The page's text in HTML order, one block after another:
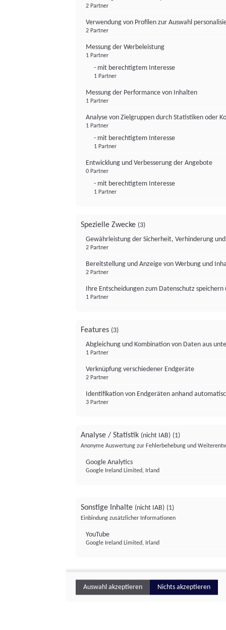
2 Partner
Verwendung von Profilen zur Auswahl
2 Partner
Messung der Werbeleistung
1 Partner
- mit berechtigtem Interesse
1 Partner
Messung der Performance von Inhalten
1 Partner
Analyse von Zielgruppen durch Statistiken oder
1 Partner
- mit berechtigtem Interesse
1 Partner
Entwicklung und Verbesserung der Angebote
0 Partner
- mit berechtigtem Interesse
1 Partner
Spezielle Zwecke (3)
Gewährleistung der Sicherheit, Verhinderung
2 Partner
Bereitstellung und Anzeige von Werbung und
2 Partner
Ihre Entscheidungen zum Datenschutz
1 Partner
Features (3)
Abgleichung und Kombination von Daten aus
1 Partner
Verknüpfung verschiedener Endgeräte
2 Partner
Identifikation von Endgeräten anhand
3 Partner
Analyse / Statistik (nicht IAB) (1)
Anonyme Auswertung zur Fehlerbehebung und
Google Analytics
Google Ireland Limited, Irland
Sonstige Inhalte (nicht IAB) (1)
Einbindung zusätzlicher Informationen
YouTube
Google Ireland Limited, Irland
Auswahl akzeptieren Nichts akzeptieren